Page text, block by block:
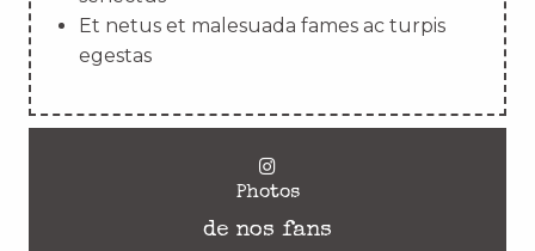
Et netus et malesuada fames ac turpis
egestas
Photos
de nos fans